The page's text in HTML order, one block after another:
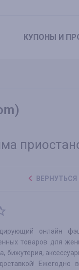
КУПОНЫ И
онлайн
товаров для
бижутерия,
Ежегодно